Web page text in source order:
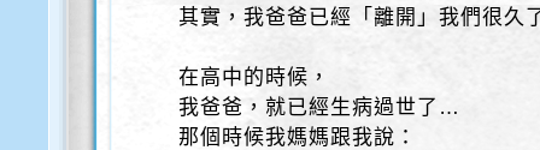
其實，我爸爸已經「離開」我們很久
在高中的時候，
我爸爸，就已經生病過世了…
那個時候我媽媽跟我說：